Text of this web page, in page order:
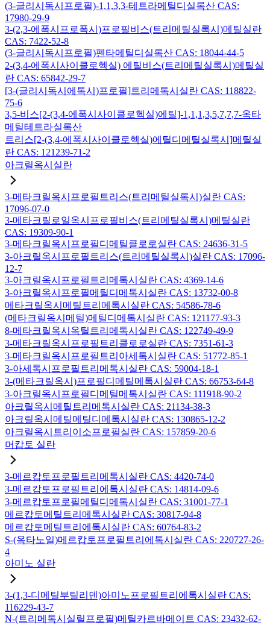
(3-글리시독시프로필)-1,1,3,3-테트라메틸디실록산 CAS:
17980-29-9
3-(2,3-에폭시프로폭시)프로필비스(트리메틸실록시)메틸실란
CAS: 7422-52-8
(3-글리시독시프로필)펜타메틸디실록산 CAS: 18044-44-5
2-(3,4-에폭시사이클로헥실) 에틸비스(트리메틸실록시)메틸실
란 CAS: 65842-29-7
[3-(글리시독시에톡시)프로필]트리메톡시실란 CAS: 118822-
75-6
3,5-비스[2-(3,4-에폭시사이클로헥실)에틸]-1,1,1,3,5,7,7,7-옥타
메틸테트라실록산
트리스[2-(3,4-에폭시사이클로헥실)에틸디메틸실록시]메틸실
란 CAS: 121239-71-2
아크릴옥시실란
3-메타크릴옥시프로필트리스(트리메틸실록시)실란 CAS:
17096-07-0
3-메타크릴로일옥시프로필비스(트리메틸실록시)메틸실란
CAS: 19309-90-1
3-메타크릴옥시프로필디메틸클로로실란 CAS: 24636-31-5
3-아크릴옥시프로필트리스(트리메틸실록시)실란 CAS: 17096-
12-7
3-아크릴옥시프로필트리메톡시실란 CAS: 4369-14-6
3-아크릴옥시프로필메틸디메톡시실란 CAS: 13732-00-8
메타크릴옥시메틸트리메톡시실란 CAS: 54586-78-6
(메타크릴옥시메틸)메틸디메톡시실란 CAS: 121177-93-3
8-메타크릴옥시옥틸트리메톡시실란 CAS: 122749-49-9
3-메타크릴옥시프로필트리클로로실란 CAS: 7351-61-3
3-메타크릴옥시프로필트리아세톡시실란 CAS: 51772-85-1
3-아세톡시프로필트리메톡시실란 CAS: 59004-18-1
3-(메타크릴옥시)프로필디메틸메톡시실란 CAS: 66753-64-8
3-아크릴옥시프로필디메틸메톡시실란 CAS: 111918-90-2
아크릴옥시메틸트리메톡시실란 CAS: 21134-38-3
아크릴옥시메틸메틸디메톡시실란 CAS: 130865-12-2
아크릴옥시트리이소프로필실란 CAS: 157859-20-6
머캅토 실란
3-메르캅토프로필트리메톡시실란 CAS: 4420-74-0
3-메르캅토프로필트리에톡시실란 CAS: 14814-09-6
3-메르캅토프로필메틸디메톡시실란 CAS: 31001-77-1
메르캅토메틸트리메톡시실란 CAS: 30817-94-8
메르캅토메틸트리에톡시실란 CAS: 60764-83-2
S-(옥타노일)메르캅토프로필트리에톡시실란 CAS: 220727-26-
4
아미노 실란
3-(1,3-디메틸부틸리덴)아미노프로필트리에톡시실란 CAS:
116229-43-7
N-(트리메톡시실릴프로필)메틸카르바메이트 CAS: 23432-62-